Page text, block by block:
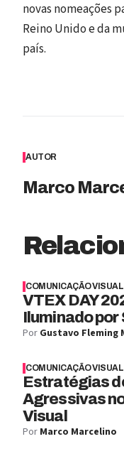
novas nomeações
Reino Unido e da
país.
AUTOR
Marco
COMUNICAÇÃO VISUAL
VTEX DAY
Iluminado por
Por Gustavo Fleming
COMUNICAÇÃO VISUAL
Estratégias
Agressivas
Visual
Por Marco Marcelino